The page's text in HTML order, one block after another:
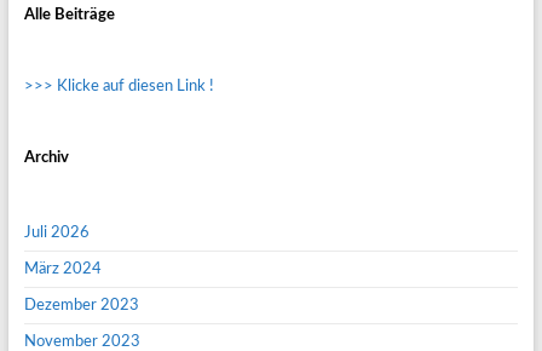
Alle Beiträge
>>> Klicke auf diesen Link !
Archiv
Juli 2026
März 2024
Dezember 2023
November 2023